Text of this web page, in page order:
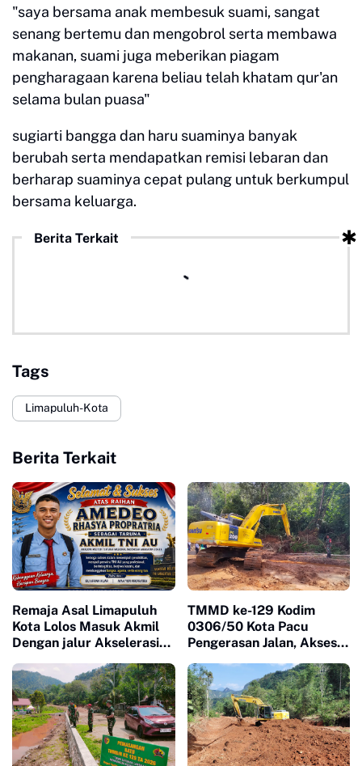
"saya bersama anak membesuk suami, sangat
senang bertemu dan mengobrol serta membawa
makanan, suami juga meberikan piagam
pengharagaan karena beliau telah khatam qur'an
selama bulan puasa"
sugiarti bangga dan haru suaminya banyak
berubah serta mendapatkan remisi lebaran dan
berharap suaminya cepat pulang untuk berkumpul
bersama keluarga.
Berita Terkait
Tags
Limapuluh-Kota
Berita Terkait
Remaja Asal Limapuluh
Kota Lolos Masuk Akmil
Dengan jalur Akselerasi
TMMD ke-129 Kodim
0306/50 Kota Pacu
Pengerasan Jalan, Akses
Mendekati Tuntas